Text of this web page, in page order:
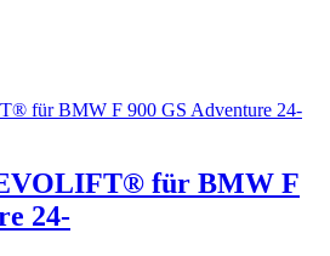
für BMW F
24-